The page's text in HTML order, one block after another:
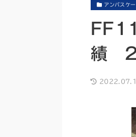
アンバスケー
績